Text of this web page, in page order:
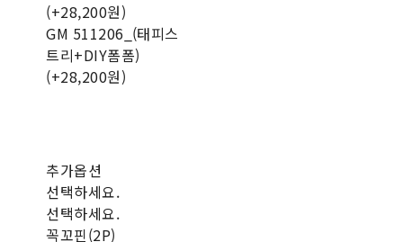
(+28,200원)
GM 511206_(태피스
트리+DIY폼폼)
(+28,200원)
추가옵션
선택하세요.
선택하세요.
꼭꼬핀(2P)